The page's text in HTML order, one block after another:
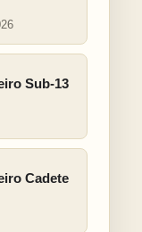
Sub-13
Cadete